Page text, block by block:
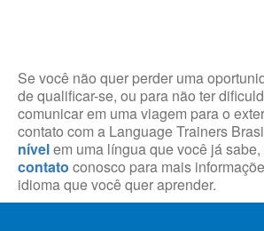
Se você não quer perder uma
de qualificar-se, ou para não ter
comunicar em uma viagem para o
contato com a Language Trainers
nívelem uma língua que você já sabe,
contato conosco para mais
idioma que você quer aprender.